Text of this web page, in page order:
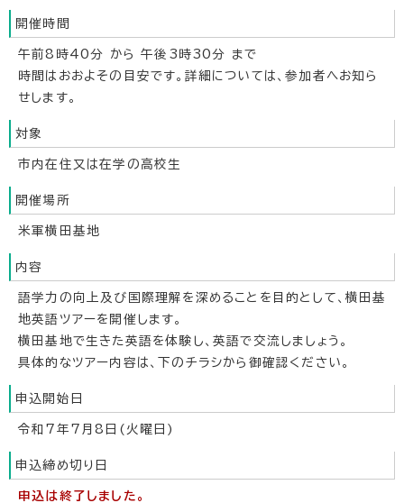
開催時間
午前8時40分 から 午後3時30分 まで
時間はおおよその目安です。詳細については、参加者へお知ら
せします。
対象
市内在住又は在学の高校生
開催場所
米軍横田基地
内容
語学力の向上及び国際理解を深めることを目的として、横田基
地英語ツアーを開催します。
横田基地で生きた英語を体験し、英語で交流しましょう。
具体的なツアー内容は、下のチラシから御確認ください。
申込開始日
令和7年7月8日(火曜日)
申込締め切り日
申込は終了しました。